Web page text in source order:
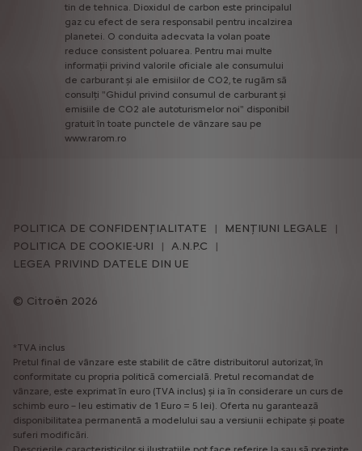
tin de tehnica. Dioxidul de carbon este principalul
gaz cu efect de sera responsabil pentru incalzirea
planetei. O conduita adecvata la volan poate
reduce consistent poluarea. Pentru mai multe
informații privind valorile oficiale ale consumului
de carburant și ale emisiilor de CO2, te rugăm să
consulți "Ghidul privind consumul de carburant și
emisiile de CO2 ale autoturismelor noi" disponibil
gratuit în toate punctele de vânzare sau pe
www.rarom.ro
Citroën 2026
POLITICA DE CONFIDENȚIALITATE
MENȚIUNI LEGALE
POLITICA DE COOKIE-URI
A.N.P.C
LEGEA PRIVIND DATELE DIN UE
*TVA inclus
Pretul final de vânzare este stabilit de către distribuitorul autorizat, în
conformitate cu propria politică comercială. Pretul recomandat de
vânzare, este exprimat în euro (TVA inclus) și ia în considerare un curs de
schimb euro – leu estimativ de 1 Euro = 5 lei). Oferta nu garantează
disponibilitatea permanentă a modelului sau a versiunii echipate și poate
suferi modificări.